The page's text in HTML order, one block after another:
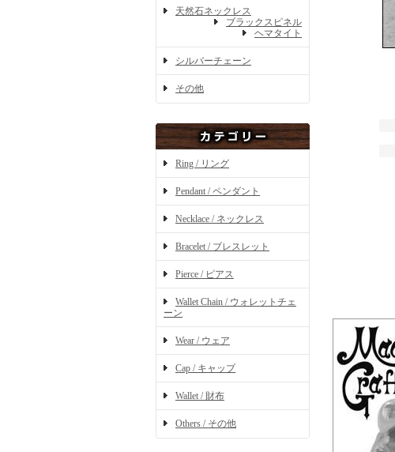
天然石ネックレス
ブラックスピネル
ヘマタイト
シルバーチェーン
その他
Ring / リング
Pendant / ペンダント
Necklace / ネックレス
Bracelet / ブレスレット
Pierce / ピアス
Wallet Chain / ウォレットチェ
ーン
Wear / ウェア
Cap / キャップ
Wallet / 財布
Others / その他